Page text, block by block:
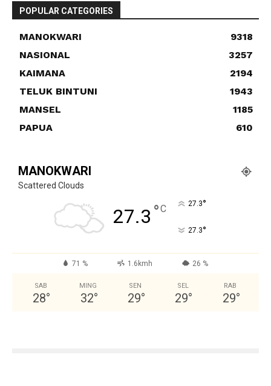
POPULAR CATEGORIES
MANOKWARI
9318
NASIONAL
3257
KAIMANA
2194
TELUK BINTUNI
1943
MANSEL
1185
PAPUA
610
MANOKWARI
Scattered Clouds
27.3 °C 27.3°
27.3°
71 % 1.6kmh 26 %
SAB
28°
MING
32°
SEN
29°
SEL
29°
RAB
29°